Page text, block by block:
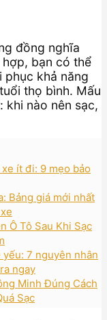
đồng nghĩa
bạn có thể
phục khả năng
thọ bình. Mấu
khi nào nên sạc,
ít đi: 9 mẹo bảo
Bảng giá mới nhất
Ô Tô Sau Khi Sạc
yếu: 7 nguyên nhân
ngay
Minh Đúng Cách
Sạc